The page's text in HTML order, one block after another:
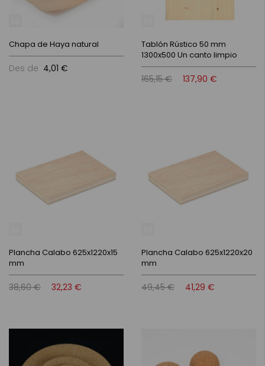
Chapa de Haya natural
Des de 4,01 €
Tablón Rústico 50 mm
1300x500 Un canto limpio
165,15 € 137,90 €
Plancha Calabo 625x1220x15
mm
38,60 € 32,23 €
Plancha Calabo 625x1220x20
mm
49,45 € 41,29 €